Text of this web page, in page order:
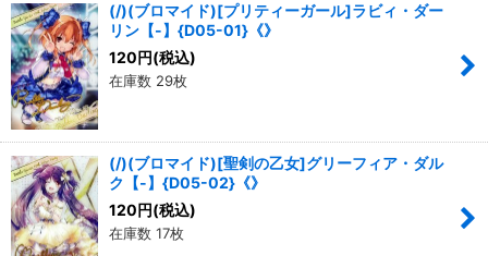
(/)(ブロマイド)[プリティーガール]ラビィ・ダー
リン【-】{D05-01}《》
120 円(税込)
在庫数 29枚
(/)(ブロマイド)[聖剣の乙女]グリーフィア・ダル
ク【-】{D05-02}《》
120 円(税込)
在庫数 17枚